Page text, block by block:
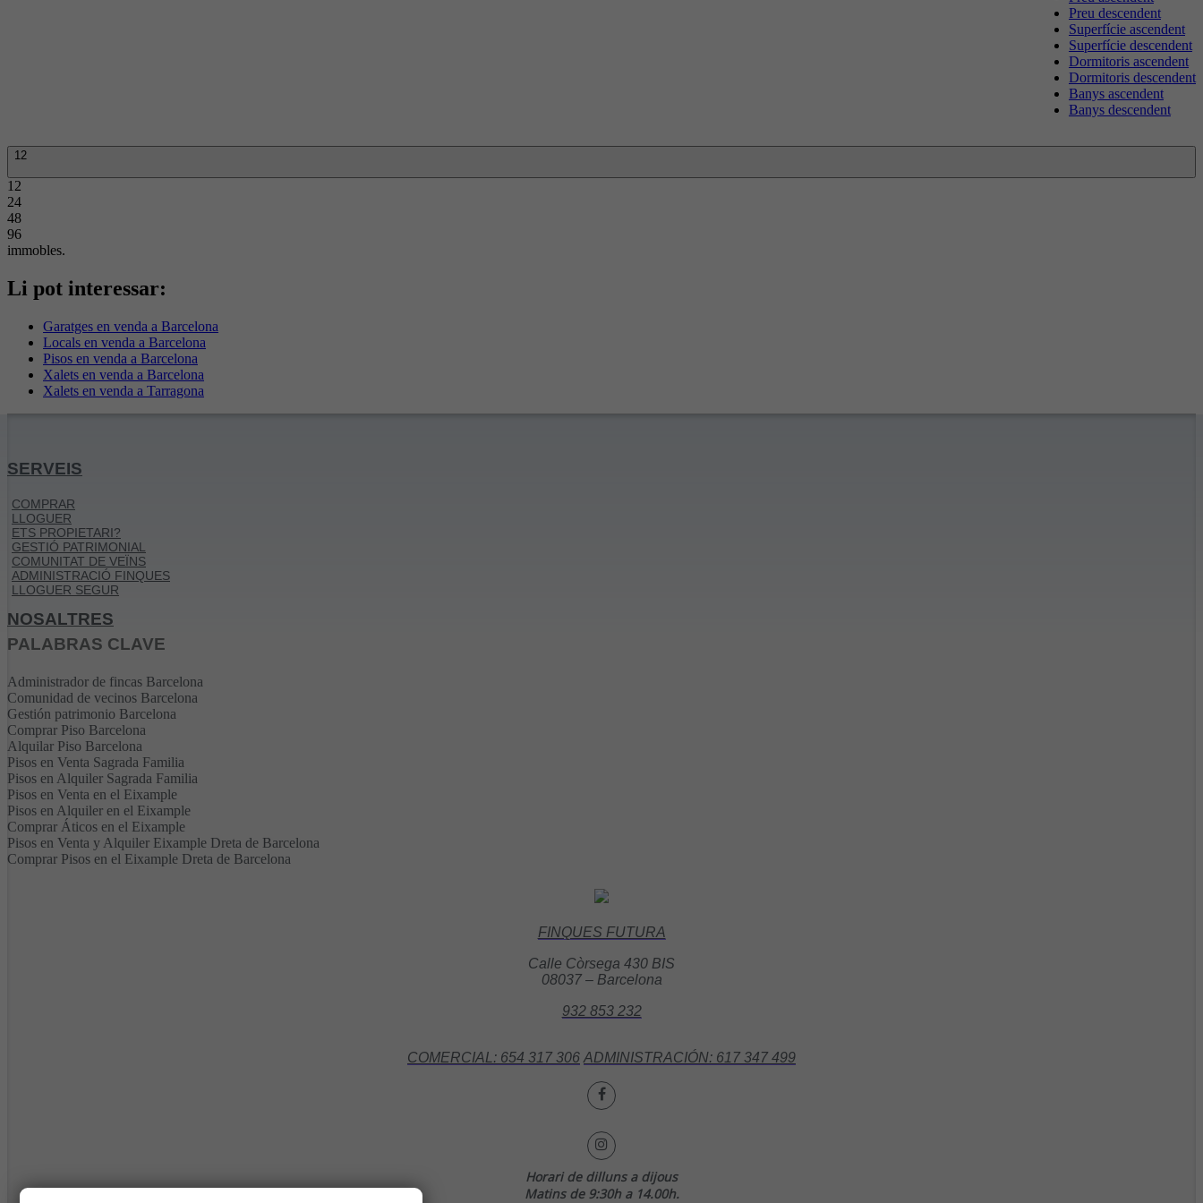
Preu descendent
Superfície ascendent
Superfície descendent
Dormitoris ascendent
Dormitoris descendent
Banys ascendent
Banys descendent
12
12
24
48
96
immobles.
Li pot interessar:
Garatges en venda a Barcelona
Locals en venda a Barcelona
Pisos en venda a Barcelona
Xalets en venda a Barcelona
Xalets en venda a Tarragona
SERVEIS
COMPRAR
LLOGUER
ETS PROPIETARI?
GESTIÓ PATRIMONIAL
COMUNITAT DE VEÏNS
ADMINISTRACIÓ FINQUES
LLOGUER SEGUR
NOSALTRES
PALABRAS CLAVE
Administrador de fincas Barcelona
Comunidad de vecinos Barcelona
Gestión patrimonio Barcelona
Comprar Piso Barcelona
Alquilar Piso Barcelona
Pisos en Venta Sagrada Familia
Pisos en Alquiler Sagrada Familia
Pisos en Venta en el Eixample
Pisos en Alquiler en el Eixample
Comprar Áticos en el Eixample
Pisos en Venta y Alquiler Eixample Dreta de Barcelona
Comprar Pisos en el Eixample Dreta de Barcelona
FINQUES FUTURA
Calle Còrsega 430 BIS
08037 – Barcelona
932 853 232
COMERCIAL: 654 317 306 ADMINISTRACIÓN: 617 347 499
Horari de dilluns a dijous
Matins de 9:30h a 14.00h.